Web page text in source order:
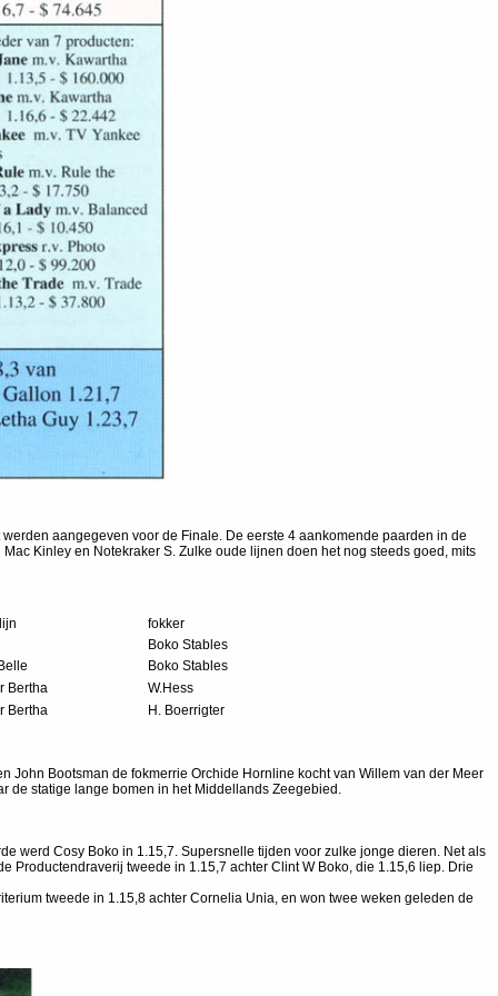
aangegeven voor de Finale. De eerste 4 aankomende paarden in de
Kinley en Notekraker S. Zulke oude lijnen doen het nog steeds goed, mits
fokker
Boko Stables
Boko Stables
Bertha
W.Hess
Bertha
H. Boerrigter
John Bootsman de fokmerrie Orchide Hornline kocht van Willem van der Meer
de statige lange bomen in het Middellands Zeegebied.
werd Cosy Boko in 1.15,7. Supersnelle tijden voor zulke jonge dieren. Net als
tweede in 1.15,7 achter Clint W Boko, die 1.15,6 liep. Drie
tweede in 1.15,8 achter Cornelia Unia, en won twee weken geleden de